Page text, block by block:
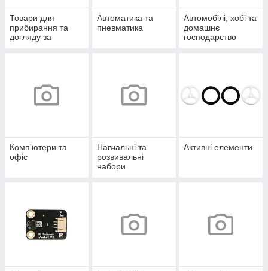
Товари для
прибирання та
догляду за
Автоматика та
пневматика
Автомобілі, хобі та
домашнє
господарство
Комп'ютери та
офіс
Навчальні та
розвивальні
набори
Активні елементи